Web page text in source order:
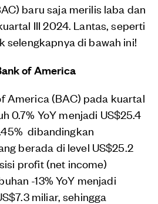
baru saja merilis laba dan
III 2024. Lantas, seperti
selengkapnya di bawah ini!
of America
America (BAC) pada kuartal
0.7% YoY menjadi US$25.4
dibandingkan
berada di level US$25.2
profit (net income)
-13% YoY menjadi
miliar, sehingga